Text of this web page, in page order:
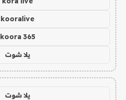
kooralive
koora 365
يلا شوت
يلا شوت